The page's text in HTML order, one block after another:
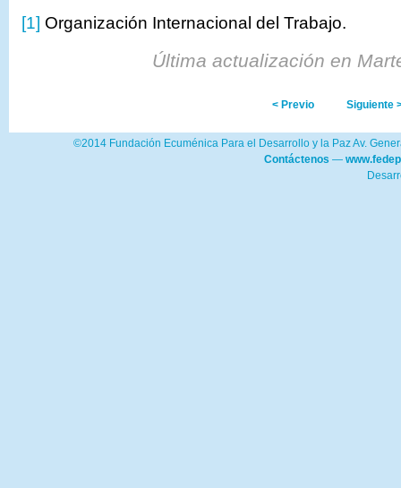
[1] Organización Internacional del Trabajo.
Última actualización en
< Previo Siguiente
©2014 Fundación Ecuménica Para el Desarrollo y la Paz Av.
Contáctenos —